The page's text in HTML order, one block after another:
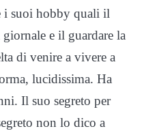
i suoi hobby quali il
e il guardare la
di venire a vivere a
lucidissima. Ha
Il suo segreto per
non lo dico a